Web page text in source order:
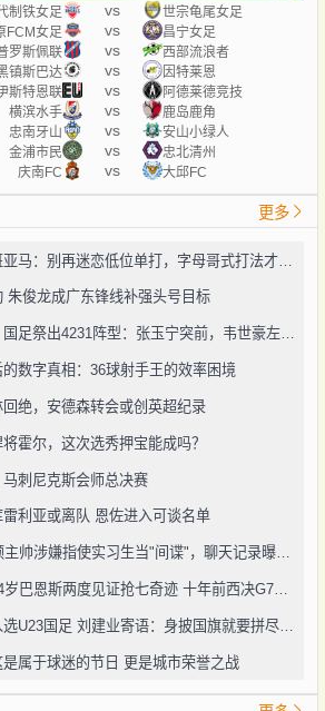
制铁女足 vs
世宗龟尾女足
FCM女足 vs
昌宁女足
罗斯佩联 vs
西部流浪者
镇斯巴达 vs
因特莱恩
斯特恩联 vs
阿德莱德竞技
横滨水手 vs
鹿岛鹿角
忠南牙山 vs
安山小绿人
金浦市民 vs
忠北清州
庆南FC vs 大邱FC
更多
麦坎茨犀利点评文班亚马：别再迷恋低位单打，字母哥式打法才是未来
朱俊龙成广东锋线补强头号目标
金华主场迎战泰国，国足祭出4231阵型：张玉宁突前，韦世豪左路驰骋
数字真相：36球射手王的效率困境
绝，安德森转会或创英超纪录
霍尔，这次选秀押宝能成吗？
刺尼克斯会师总决赛
利亚或离队 恩佐进入可谈名单
BBC独家：南安普顿主帅涉嫌指使实习生当"间谍"，聊天记录曝光引轩然大波
生日夜魔咒再现！34岁巴恩斯两度见证抢七奇迹 十年前西决G7也曾送雷霆回家
重庆铜梁龙五虎将入选U23国足 刘建业寄语：身披国旗就要拼尽全力
属于球迷的节日 更是城市荣誉之战